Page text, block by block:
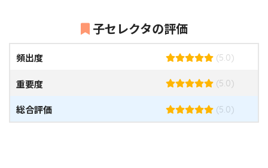
子セレクタの評価
頻出度 (5.0)
重要度 (5.0)
総合評価 (5.0)